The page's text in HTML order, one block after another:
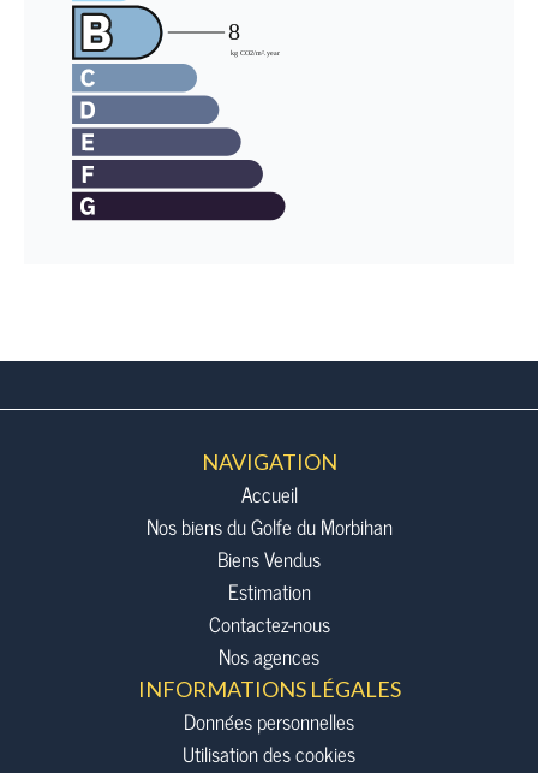
NAVIGATION
Accueil
Nos biens du Golfe du Morbihan
Biens Vendus
Estimation
Contactez-nous
Nos agences
INFORMATIONS LÉGALES
Données personnelles
Utilisation des cookies